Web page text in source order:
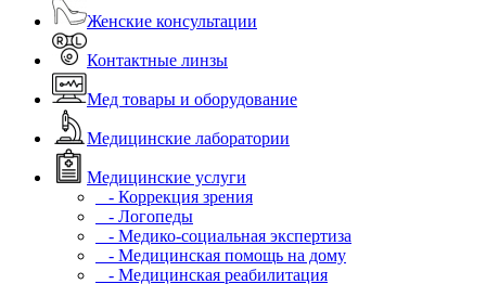
Женские консультации
Контактные линзы
Мед товары и оборудование
Медицинские лаборатории
Медицинские услуги
- Коррекция зрения
- Логопеды
- Медико-социальная экспертиза
- Медицинская помощь на дому
- Медицинская реабилитация